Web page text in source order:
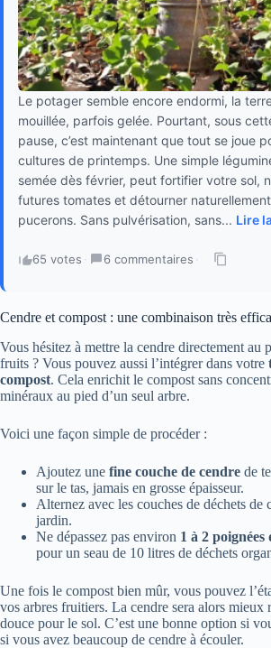
Le potager semble encore endormi, la
mouillée, parfois gelée. Pourtant, sous
pause, c’est maintenant que tout se joue
cultures de printemps. Une simple
semée dès février, peut fortifier votre sol,
futures tomates et détourner
pucerons. Sans pulvérisation, sans... Lire
65 votes · 6 commentaires ·
Cendre et compost : une combinaison très
Vous hésitez à mettre la cendre directement au
fruits ? Vous pouvez aussi l’intégrer dans votre
compost. Cela enrichit le compost sans
minéraux au pied d’un seul arbre.
Voici une façon simple de procéder :
Ajoutez une fine couche de cendre de
sur le tas, jamais en grosse épaisseur.
Alternez avec les couches de déchets de
jardin.
Ne dépassez pas environ 1 à 2 poignées
pour un seau de 10 litres de déchets
Une fois le compost bien mûr, vous pouvez
vos arbres fruitiers. La cendre sera alors mieux
douce pour le sol. C’est une bonne option si
si vous avez beaucoup de cendre à écouler.